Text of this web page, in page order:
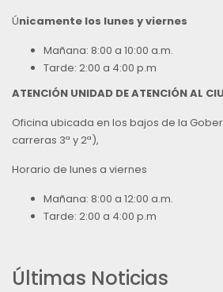
Únicamente los lunes y viernes
Mañana: 8:00 a 10:00 a.m.
Tarde: 2:00 a 4:00 p.m
ATENCIÓN UNIDAD DE ATENCIÓN AL
Oficina ubicada en los bajos de la
carreras 3ª y 2ª),
Horario de lunes a viernes
Mañana: 8:00 a 12:00 a.m.
Tarde: 2:00 a 4:00 p.m
Últimas Noticias